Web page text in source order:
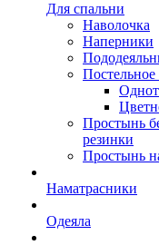
Для спальни
Наволочка
Наперники
Постельное
Простынь
резинки
Простынь
Наматрасники
Одеяла